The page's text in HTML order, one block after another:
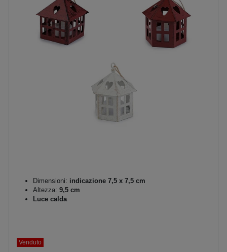
Dimensioni: indicazione 7,5 x 7,5 cm
Altezza: 9,5 cm
Luce calda
Venduto